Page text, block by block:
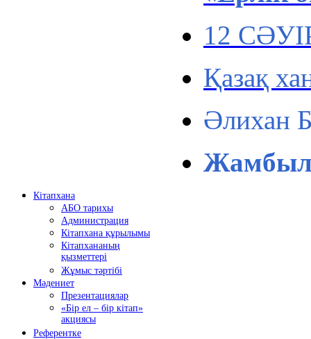
12
Қазақ
Әлихан
Жамбыл
Кітапхана
АБО тарихы
Администрация
Кітапхана құрылымы
Кітапхананың
қызметтері
Жұмыс тәртібі
Мәдениет
Презентациялар
«Бір ел – бір кітап»
акциясы
Референтке